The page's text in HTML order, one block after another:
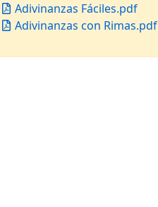
Adivinanzas Fáciles.pdf
Adivinanzas con Rimas.pdf